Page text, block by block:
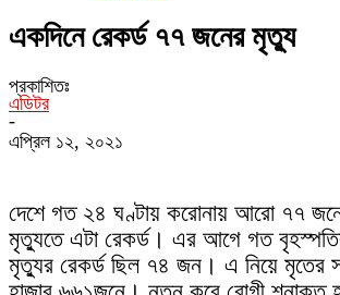
একদিনে রেকর্ড ৭৭ জনের মৃত্যু
প্রকাশিতঃ
এডিটর
-
এপ্রিল ১২, ২০২১
দেশে গত ২৪ ঘণ্টায় করোনায় আরো ৭৭
মৃত্যুতে এটা রেকর্ড। এর আগে গত
মৃত্যুর রেকর্ড ছিল ৭৪ জন। এ নিয়ে মৃতের